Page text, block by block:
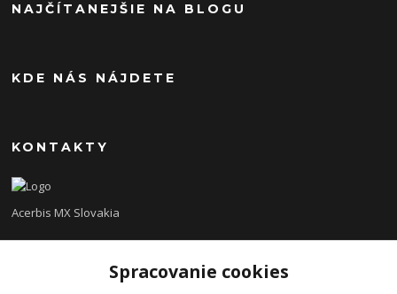
NAJČÍTANEJŠIE NA BLOGU
KDE NÁS NÁJDETE
KONTAKTY
Acerbis MX Slovakia
+421948260186
Tel. číslo je určené iba pre SMS !!!
Spracovanie cookies